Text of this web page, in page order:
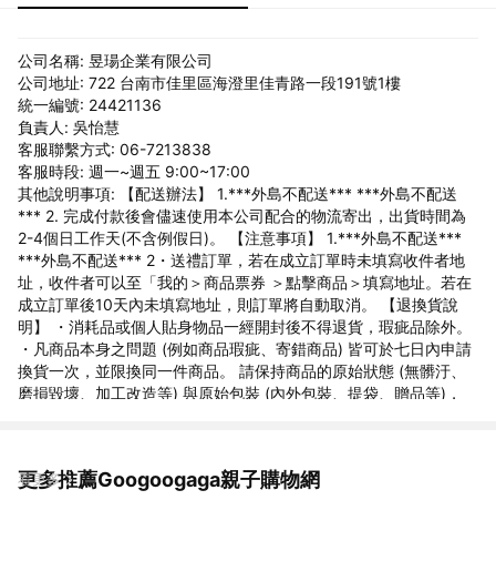
公司名稱: 昱瑒企業有限公司
公司地址: 722 台南市佳里區海澄里佳青路一段191號1樓
統一編號: 24421136
負責人: 吳怡慧
客服聯繫方式: 06-7213838
客服時段: 週一~週五 9:00~17:00
其他說明事項: 【配送辦法】 1.***外島不配送*** ***外島不配送
*** 2. 完成付款後會儘速使用本公司配合的物流寄出，出貨時間為
2-4個日工作天(不含例假日)。 【注意事項】 1.***外島不配送***
***外島不配送*** 2・送禮訂單，若在成立訂單時未填寫收件者地
址，收件者可以至「我的＞商品票券 ＞點擊商品＞填寫地址。若在
成立訂單後10天內未填寫地址，則訂單將自動取消。 【退換貨說
明】 ・消耗品或個人貼身物品一經開封後不得退貨，瑕疵品除外。
・凡商品本身之問題 (例如商品瑕疵、寄錯商品) 皆可於七日內申請
換貨一次，並限換同一件商品。 請保持商品的原始狀態 (無髒汙、
磨損毀壞、加工改造等) 與原始包裝 (內外包裝、提袋、贈品等)，
號：24421136 客服電話：06-7213838 客服信箱：
更多推薦Googoogaga親子購物網
看更多